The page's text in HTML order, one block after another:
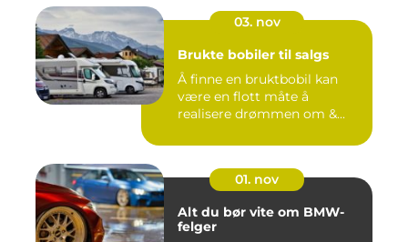
03. nov
Brukte bobiler til salgs
Å finne en bruktbobil kan
være en flott måte å
realisere drømmen om &...
01. nov
Alt du bør vite om BMW-
felger